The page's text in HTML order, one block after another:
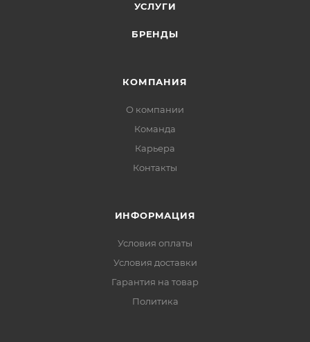
УСЛУГИ
БРЕНДЫ
КОМПАНИЯ
О компании
Команда
Карьера
Контакты
ИНФОРМАЦИЯ
Условия оплаты
Условия доставки
Гарантия на товар
Политика